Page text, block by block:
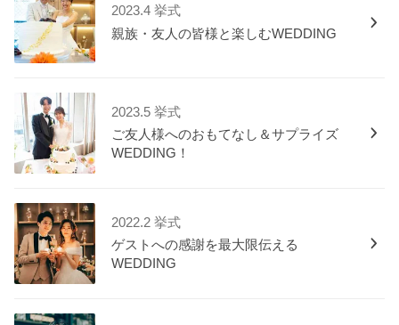
2023.4 挙式
親族・友人の皆様と楽しむWEDDING
2023.5 挙式
ご友人様へのおもてなし＆サプライズ
WEDDING！
2022.2 挙式
ゲストへの感謝を最大限伝える
WEDDING